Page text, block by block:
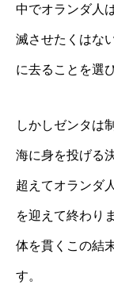
中でオランダ人
滅させたくはな
に去ることを選
しかしゼンタは
海に身を投げる
超えてオランダ
を迎えて終わり
体を貫くこの結
す。